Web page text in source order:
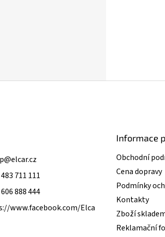
@elcar.cz
711 111
888 444
www.facebook.com/Elca
Informace
Obchodní
Cena dopravy
Podmínky
Kontakty
Zboží
Reklamační